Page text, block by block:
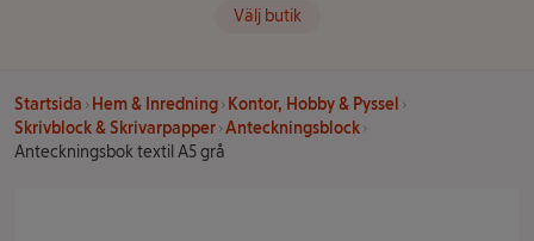
Välj butik
Startsida Hem & Inredning
Kontor, Hobby & Pyssel
Skrivblock & Skrivarpapper Anteckningsblock
Anteckningsbok textil A5 grå